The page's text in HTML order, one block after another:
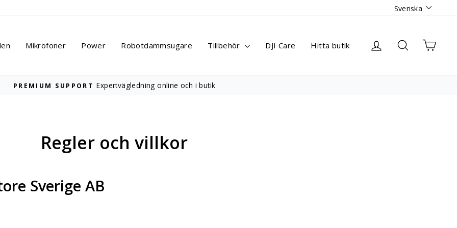
Språk
Svenska
Mikrofoner Power Robotdammsugare Tillbehör DJI Care Hitta butik Logga in Sök
PREMIUM SUPPORT Expertvägledning online och i butik
Regler och villkor
Sverige AB